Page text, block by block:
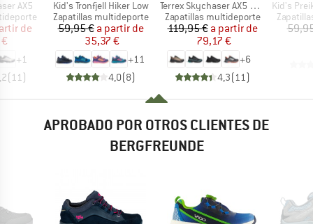
AX5
reducido
de
+1
(11 )
Artículo
Kid's Tronfjell Hiker Low
Product group
Zapatillas multideporte
Precio
59,95 € Precio reducido
a partir de
35,37 €
+11
4,0(8)
Artículo
Terrex Skychaser AX5 GORE-TEX
Product group
Zapatillas multideporte
Precio
119,95 € Precio reducido
a partir de
79,17 €
+6
4,3(11 )
Artículo
Kid's
Product
APROBADO POR OTROS CLIENTES DE
BERGFREUNDE